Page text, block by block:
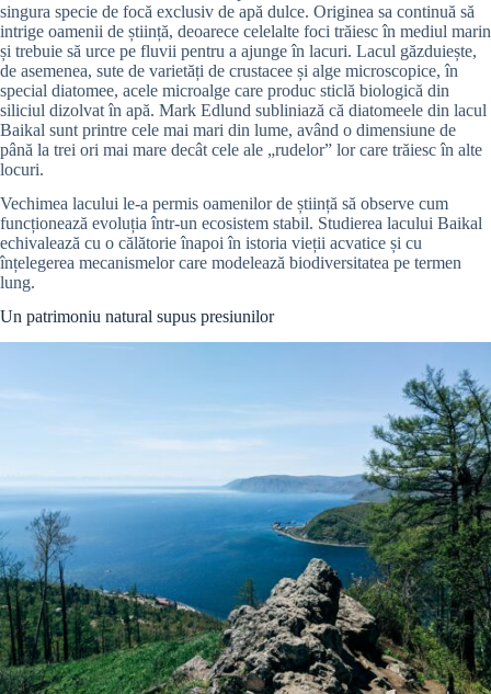
singura specie de focă exclusiv de apă dulce. Originea sa continuă să
intrige oamenii de știință, deoarece celelalte foci trăiesc în mediul marin
și trebuie să urce pe fluvii pentru a ajunge în lacuri. Lacul găzduiește,
de asemenea, sute de varietăți de crustacee și alge microscopice, în
special diatomee, acele microalge care produc sticlă biologică din
siliciul dizolvat în apă. Mark Edlund subliniază că diatomeele din lacul
Baikal sunt printre cele mai mari din lume, având o dimensiune de
până la trei ori mai mare decât cele ale „rudelor” lor care trăiesc în alte
locuri.
Vechimea lacului le-a permis oamenilor de știință să observe cum
funcționează evoluția într-un ecosistem stabil. Studierea lacului Baikal
echivalează cu o călătorie înapoi în istoria vieții acvatice și cu
înțelegerea mecanismelor care modelează biodiversitatea pe termen
lung.
Un patrimoniu natural supus presiunilor